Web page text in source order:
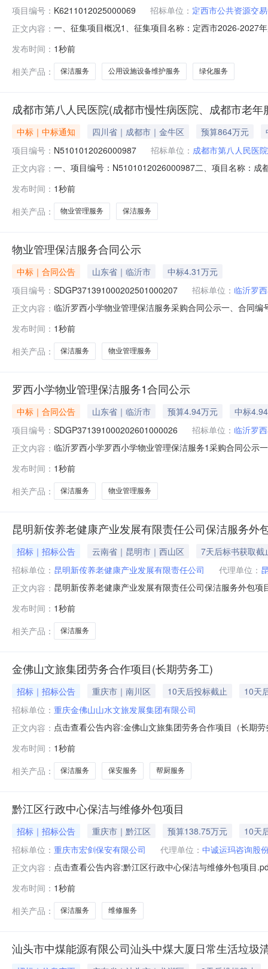
项目编号： K6211012025000069 招标单位： 定西市公共资源交
正文内容： 一、征集项目概况1、征集项目名称：定西市2026-2027
购渠道。二、征集人信息1、征集人名称：定西市公共
1、采
发布时间： 1秒前
相关产品：
保洁服务 公用设施设备维护服务 绿化服务
成都市第八人民医院(成都市慢性病医院、成都市老
中标｜中标通知 四川省｜成都市｜金牛区 预算864万元
项目编号： N5101012026000987 招标单位： 成都市第八人民医院
正文内容： 一、项目编号：N5101012026000987二、项目名称：成
编号品目名称采购标的服务范围服务要求服务时间服务
发布时间： 1秒前
相关产品：
物业管理服务 保洁服务
物业管理保洁服务合同公示
中标｜合同公告 山东省｜临沂市
中标4.31万元
项目编号： SDGP371391000202501000207 招标单位： 临沂罗
正文内容： 临沂罗西小学物业管理保洁服务采购合同公示一、合同
司地址：山东省临沂市罗庄区盛庄街道金台名府26号楼
发布时间： 1秒前
相关产品：
保洁服务 物业管理服务
罗西小学物业管理保洁服务1合同公示
中标｜合同公告 山东省｜临沂市 预算4.94万元
中标
项目编号： SDGP371391000202601000026 招标单位： 临沂罗
正文内容： 临沂罗西小学罗西小学物业管理保洁服务1采购合同公示
物业服务公司地址：山东省临沂市罗庄区盛庄街道双月
发布时间： 1秒前
相关产品：
保洁服务 物业管理服务
昆明新侒养老健康产业发展有限责任公司保洁服务外
招标｜招标公告 云南省｜昆明市｜西山区
7天后标书获取截
招标单位： 昆明新侒养老健康产业发展有限责任公司 代理单位：
正文内容： 昆明新侒养老健康产业发展有限责任公司保洁服务外包
发布时间： 1秒前
相关产品：
保洁服务
金佛山文旅集团劳务合作项目(长期劳务工)
招标｜招标公告 重庆市｜南川区 10天后投标截止
10天
招标单位： 重庆金佛山山水文旅发展集团有限公司
正文内容： 点击查看公告内容:金佛山文旅集团劳务合作项目（长期
发布时间： 1秒前
相关产品：
保洁服务 保安服务 帮厨服务
黔江区行政中心保洁与维修外包项目
招标｜招标公告 重庆市｜黔江区 预算138.75万元
10天
招标单位： 重庆市宏剑保安有限公司 代理单位： 中诚运玛咨询股
正文内容： 点击查看公告内容:黔江区行政中心保洁与维修外包项目
发布时间： 1秒前
相关产品：
保洁服务 维修服务
汕头市中煤能源有限公司汕头中煤大厦日常生活垃圾